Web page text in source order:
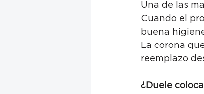
Una de las
Cuando el
buena
La corona
reemplazo
¿Duele